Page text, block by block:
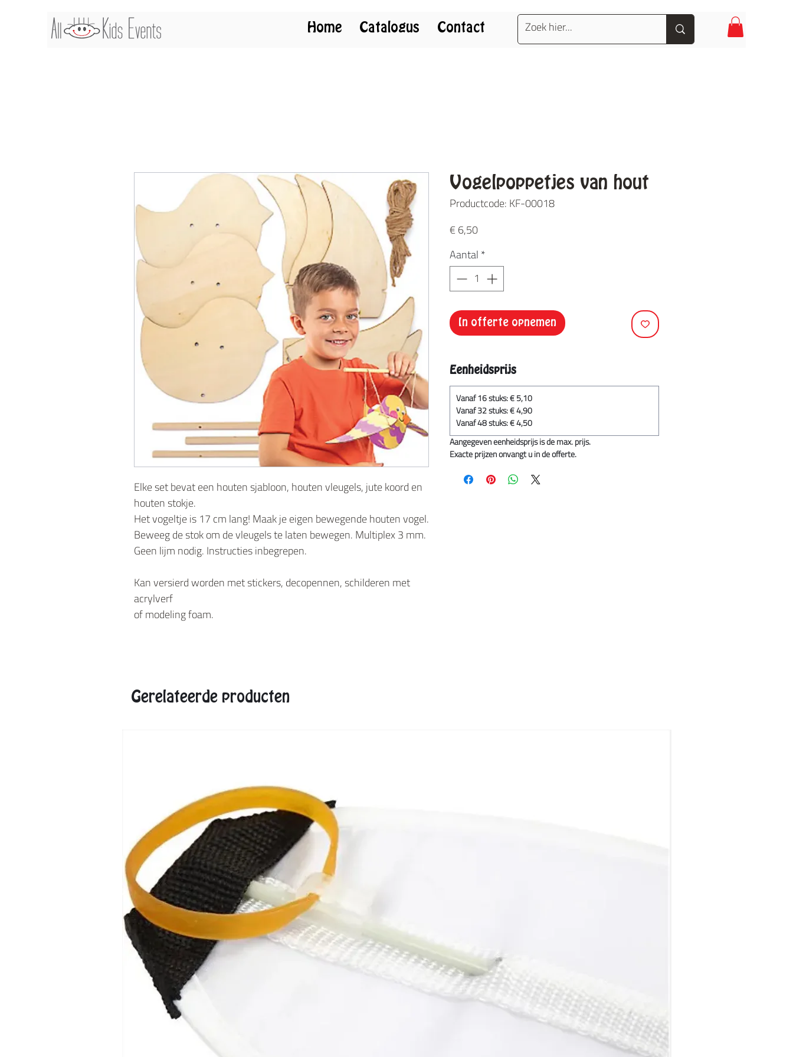
Home Catalogus Contact
Elke set bevat een houten sjabloon, houten vleugels, jute koord en
houten stokje.
Het vogeltje is 17 cm lang! Maak je eigen bewegende houten vogel.
Beweeg de stok om de vleugels te laten bewegen. Multiplex 3 mm.
Geen lijm nodig. Instructies inbegrepen.
Kan versierd worden met stickers, decopennen, schilderen met
acrylverf
of modeling foam.
Vogelpoppetjes van hout
Productcode: KF-00018
€ 6,50Prijs
Aantal*
In offerte opnemen
Eenheidsprijs
Vanaf 16 stuks: € 5,10
Vanaf 32 stuks: € 4,90
Vanaf 48 stuks: € 4,50
Aangegeven eenheidsprijs is de max. prijs.
Exacte prijzen onvangt u in de offerte.
Gerelateerde producten